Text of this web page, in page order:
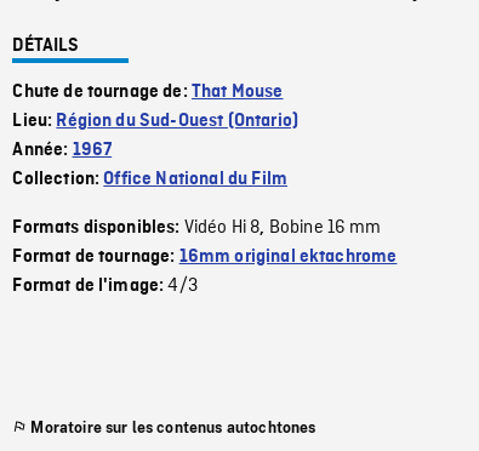
DÉTAILS
Chute de tournage de: That Mouse
Lieu: Région du Sud-Ouest (Ontario)
Année: 1967
Collection:Office National du Film
Formats disponibles: Vidéo Hi 8, Bobine 16 mm
Format de tournage: 16mm original ektachrome
Format de l'image:4/3
Moratoire sur les contenus autochtones